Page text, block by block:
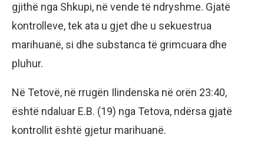
gjithë nga Shkupi, në vende të ndryshme. Gjatë
kontrolleve, tek ata u gjet dhe u sekuestrua
marihuanë, si dhe substanca të grimcuara dhe
pluhur.
Në Tetovë, në rrugën Ilindenska në orën 23:40,
është ndaluar E.B. (19) nga Tetova, ndërsa gjatë
kontrollit është gjetur marihuanë.